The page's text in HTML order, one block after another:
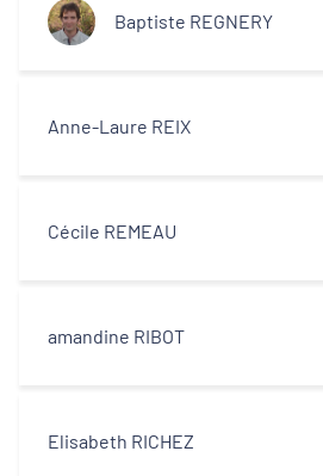
Baptiste REGNERY
Anne-Laure REIX
Cécile REMEAU
amandine RIBOT
Elisabeth RICHEZ